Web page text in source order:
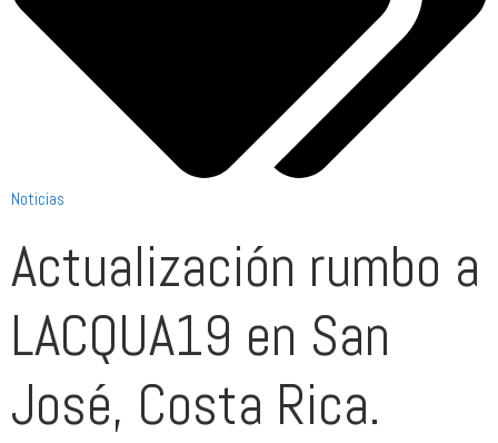
Noticias
Actualización rumbo a
LACQUA19 en San
José, Costa Rica.